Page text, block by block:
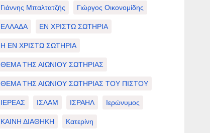
Γιάννης Μπαλτατζής Γιώργος Οικονομίδης
ΕΛΛΑΔΑ ΕΝ ΧΡΙΣΤΩ ΣΩΤΗΡΙΑ
Η ΕΝ ΧΡΙΣΤΩ ΣΩΤΗΡΙΑ
ΘΕΜΑ ΤΗΣ ΑΙΩΝΙΟΥ ΣΩΤΗΡΙΑΣ
ΘΕΜΑ ΤΗΣ ΑΙΩΝΙΟΥ ΣΩΤΗΡΙΑΣ ΤΟΥ ΠΙΣΤΟΥ
ΙΕΡΕΑΣ ΙΣΛΑΜ ΙΣΡΑΗΛ Ιερώνυμος
ΚΑΙΝΗ ΔΙΑΘΗΚΗ Κατερίνη